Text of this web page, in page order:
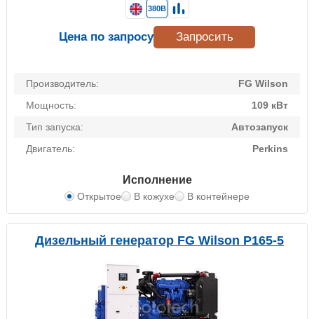
Производитель:
FG Wilson
Мощность:
109 кВт
Тип запуска:
Автозапуск
Двигатель:
Perkins
Исполнение
Открытое В кожухе В контейнере
380В
Цена по запросу Запросить
Дизельный генератор FG Wilson P165-5